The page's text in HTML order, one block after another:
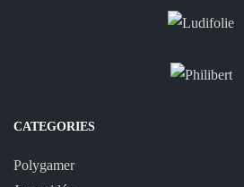
CATEGORIES
Polygamer